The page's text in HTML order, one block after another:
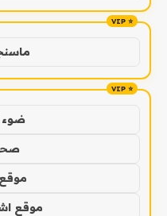
ضوء
موقع